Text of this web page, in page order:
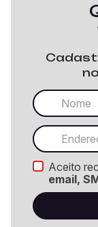
Aceito
email,